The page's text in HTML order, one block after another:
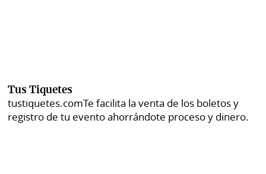
Tus Tiquetes
tustiquetes.comTe facilita la venta de los boletos y
registro de tu evento ahorrándote proceso y dinero.